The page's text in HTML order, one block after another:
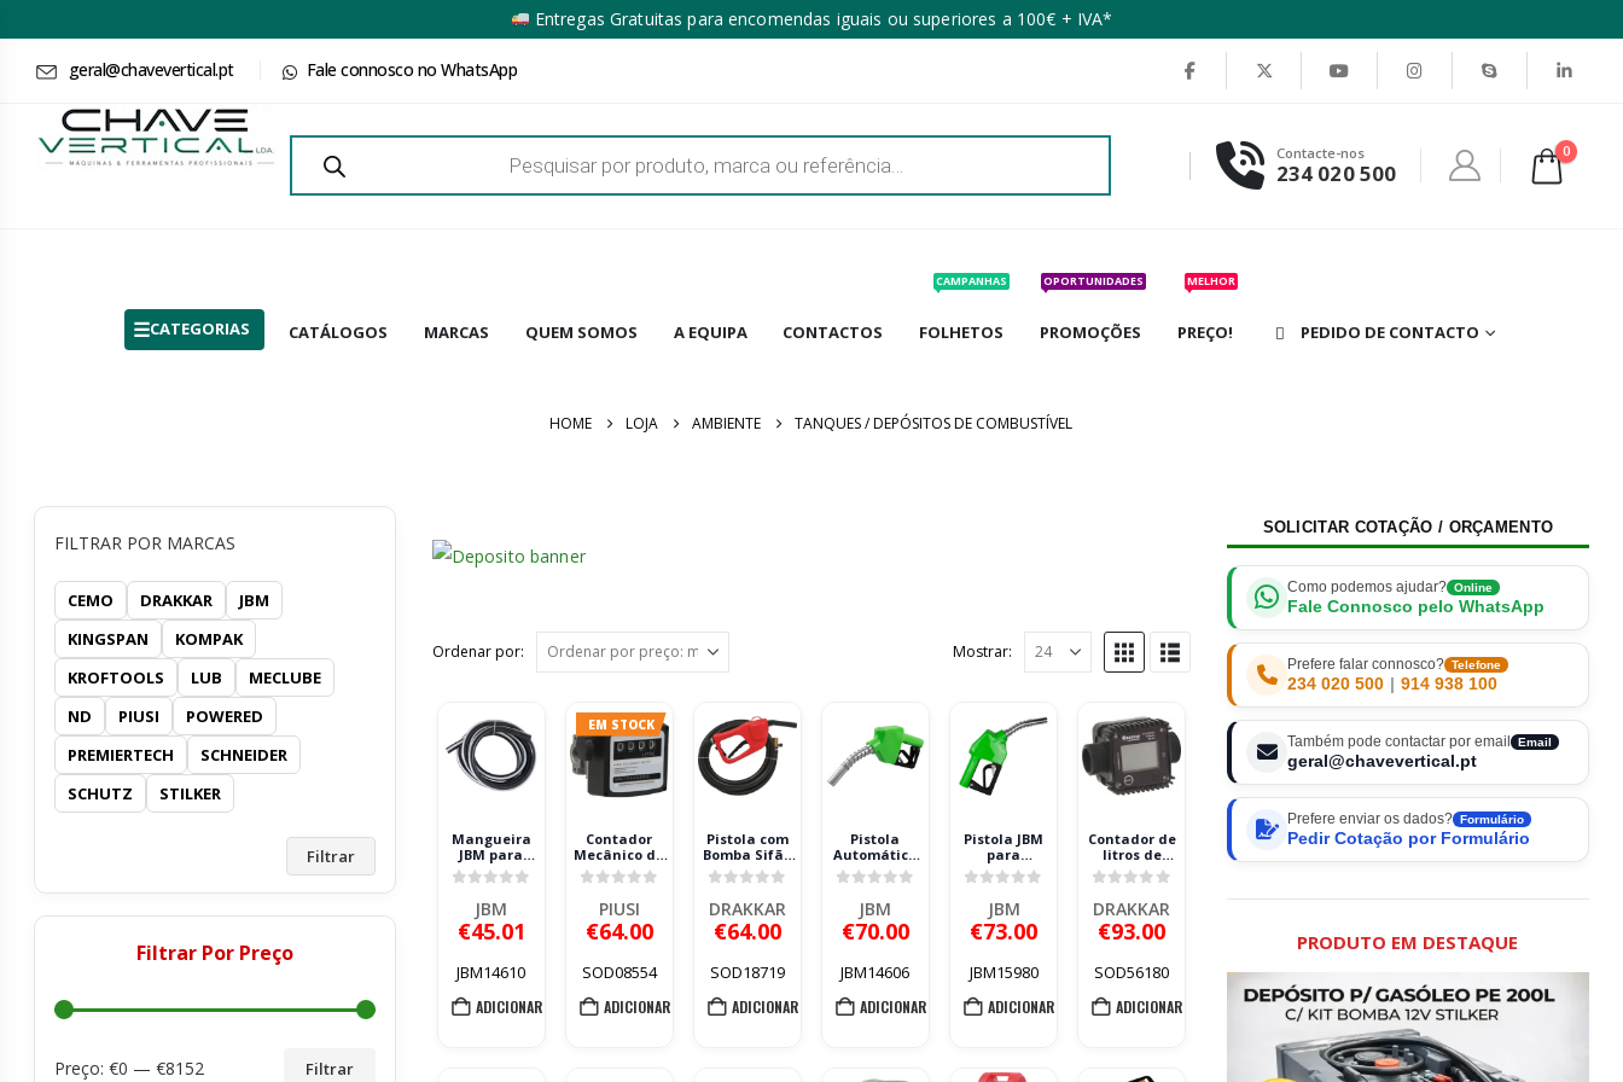
Entregas Gratuitas para encomendas iguais ou superiores a 100€ + IVA*
geral@chavevertical.pt Fale connosco no WhatsApp
Products
search Contacte-nos
234 020 500
0
CATEGORIAS CATÁLOGOS MARCAS QUEM SOMOS A EQUIPA CONTACTOS FOLHETOS
CAMPANHAS
PROMOÇÕES
OPORTUNIDADES
PREÇO!
MELHOR
PEDIDO DE CONTACTO
HOME LOJA AMBIENTE TANQUES / DEPÓSITOS DE COMBUSTÍVEL
Ordenar por: Mostrar:
Mangueira
JBM para
Abastecimento
de Gasóleo
REF.53697
JBM
€45.01
JBM14610
ADICIONAR
EM STOCK
Contador
Mecânico de
Gasóleo PIUSI
1″ 20-120 l/min
PIUSI
€64.00
SOD08554
ADICIONAR
Pistola com
Bomba Sifão
Manual
DRAKKAR 7,5
L/MIN 3M
DRAKKAR
€64.00
SOD18719
ADICIONAR
Pistola
Automática
JBM para
Abastecimento
de Gasóleo
JBM
€70.00
JBM14606
ADICIONAR
Pistola JBM
para
Abastecimento
de Gasóleo
REF.53697
JBM
€73.00
JBM15980
ADICIONAR
Contador de
litros de
gasóleo
digital
DRAKKAR 1″
120 L/min
DRAKKAR
€93.00
SOD56180
ADICIONAR
FILTRAR POR MARCAS
CEMO DRAKKAR
JBM
KINGSPAN
KOMPAK
KROFTOOLS
LUB
MECLUBE
ND
PIUSI
POWERED
PREMIERTECH
SCHNEIDER
SCHUTZ
STILKER
Filtrar
Filtrar Por Preço
Preço: €0 — €8152 Filtrar
SOLICITAR COTAÇÃO / ORÇAMENTO
Como podemos ajudar? Online
Fale Connosco pelo WhatsApp
Prefere falar connosco? Telefone
234 020 500 | 914 938 100
Também pode contactar por email Email
geral@chavevertical.pt
Prefere enviar os dados? Formulário
Pedir Cotação por Formulário
PRODUTO EM DESTAQUE